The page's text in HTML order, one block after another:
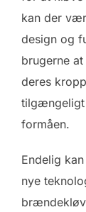
kan der
design og
brugerne
deres
tilgængeligt
formåen.
Endelig
nye